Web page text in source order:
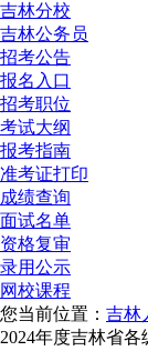
吉林分校
吉林公务员
招考公告
报名入口
招考职位
考试大纲
报考指南
准考证打印
成绩查询
面试名单
资格复审
录用公示
网校课程
您当前位置： 吉林
2024年度吉林省